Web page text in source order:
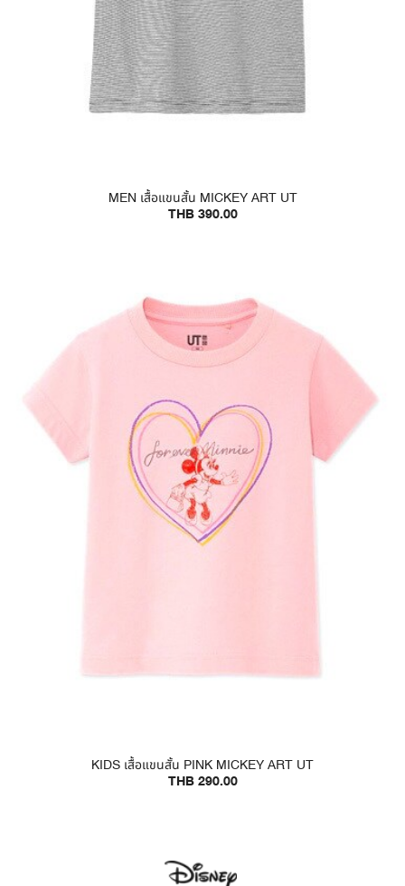
MEN เสื้อแขนสั้น MICKEY ART UT
THB 390.00
KIDS เสื้อแขนสั้น PINK MICKEY ART UT
THB 290.00